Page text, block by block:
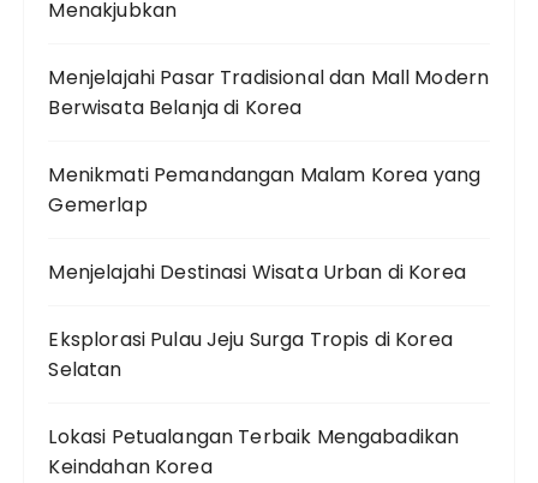
Menakjubkan
Menjelajahi Pasar Tradisional dan Mall Modern
Berwisata Belanja di Korea
Menikmati Pemandangan Malam Korea yang
Gemerlap
Menjelajahi Destinasi Wisata Urban di Korea
Eksplorasi Pulau Jeju Surga Tropis di Korea
Selatan
Lokasi Petualangan Terbaik Mengabadikan
Keindahan Korea